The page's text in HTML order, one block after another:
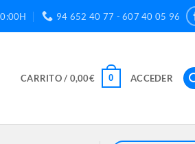
94 652 40 77 - 607 40 05 96
CARRITO / 0,00€ 0 ACCEDER